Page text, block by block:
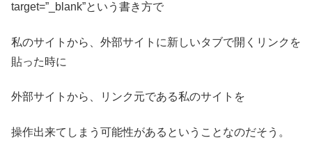
target=”_blank”という書き方で
私のサイトから、外部サイトに新しいタブで開くリンクを
貼った時に
外部サイトから、リンク元である私のサイトを
操作出来てしまう可能性があるということなのだそう。